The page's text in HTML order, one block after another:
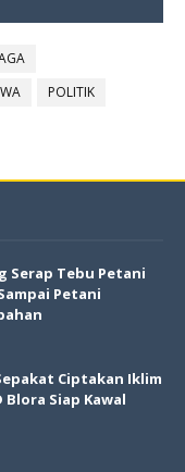
POLITIK
Serap Tebu Petani
Petani
Ciptakan Iklim
Siap Kawal